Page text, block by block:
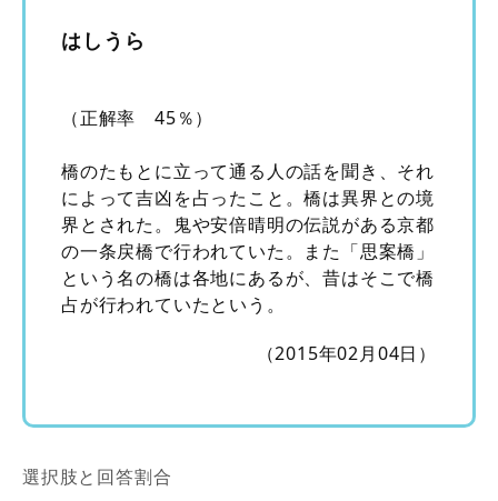
はしうら
（正解率 45％）
橋のたもとに立って通る人の話を聞き、それ
によって吉凶を占ったこと。橋は異界との境
界とされた。鬼や安倍晴明の伝説がある京都
の一条戻橋で行われていた。また「思案橋」
という名の橋は各地にあるが、昔はそこで橋
占が行われていたという。
（2015年02月04日）
選択肢と回答割合